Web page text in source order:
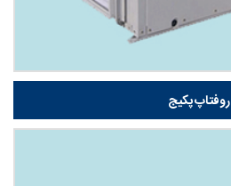
روفتاپ پکیج